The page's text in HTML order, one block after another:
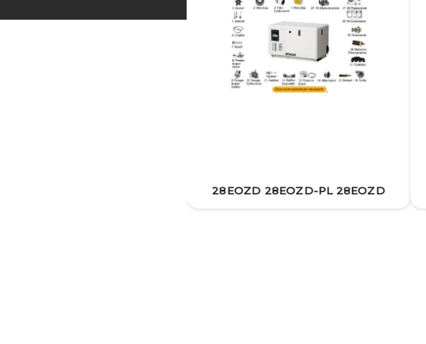
28EOZD 28EOZD-PL 28EOZD